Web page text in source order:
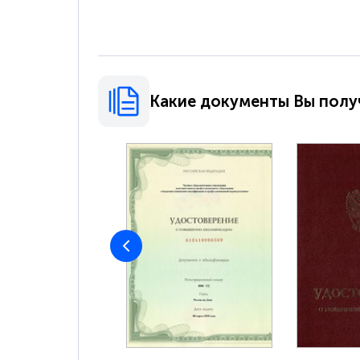
Какие документы Вы